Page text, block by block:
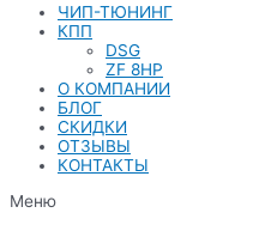
ЧИП-ТЮНИНГ
КПП
DSG
ZF 8HP
О КОМПАНИИ
БЛОГ
СКИДКИ
ОТЗЫВЫ
КОНТАКТЫ
Меню